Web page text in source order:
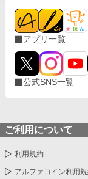
アプリ一覧
公式SNS一覧
ご利用について
利用規約
アルファコイン利用